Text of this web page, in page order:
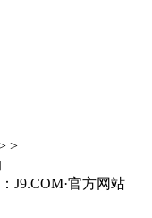
>
J9.COM·官方网站